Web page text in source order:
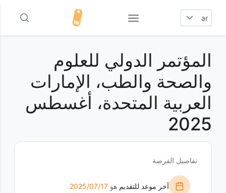
ar
المؤتمر الدولي للعلوم
والصحة والطب، الإمارات
العربية المتحدة، أغسطس
2025
تفاصيل الفرصة
آخر موعد للتقديم هو 17‏/07‏/2025